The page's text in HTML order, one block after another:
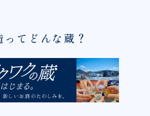
てどんな蔵？